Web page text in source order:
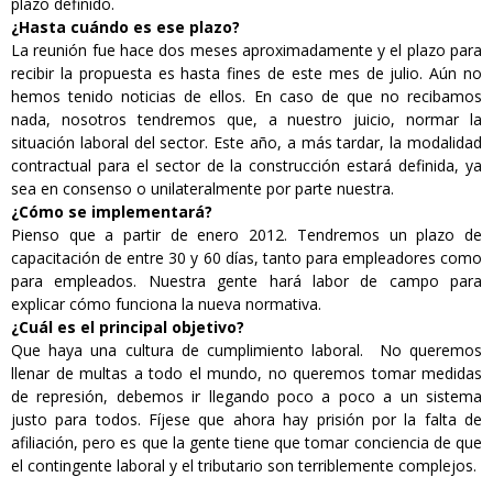
¿Hasta cuándo es ese plazo?
La reunión fue hace dos meses aproximadamente y el plazo para
recibir la propuesta es hasta fines de este mes de julio. Aún no
hemos tenido noticias de ellos. En caso de que no recibamos
nada, nosotros tendremos que, a nuestro juicio, normar la
situación laboral del sector. Este año, a más tardar, la modalidad
contractual para el sector de la construcción estará definida, ya
sea en consenso o unilateralmente por parte nuestra.
¿Cómo se implementará?
Pienso que a partir de enero 2012. Tendremos un plazo de
capacitación de entre 30 y 60 días, tanto para empleadores como
para empleados. Nuestra gente hará labor de campo para
explicar cómo funciona la nueva normativa.
¿Cuál es el principal objetivo?
Que haya una cultura de cumplimiento laboral. No queremos
llenar de multas a todo el mundo, no queremos tomar medidas
de represión, debemos ir llegando poco a poco a un sistema
justo para todos. Fíjese que ahora hay prisión por la falta de
afiliación, pero es que la gente tiene que tomar conciencia de que
el contingente laboral y el tributario son terriblemente complejos.